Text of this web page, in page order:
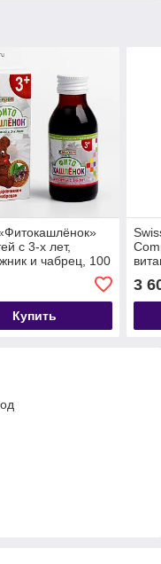
с 3-х лет,
и чабрец, 100
Купить
3